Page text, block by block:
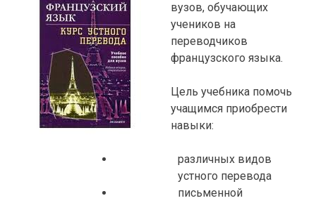
вузов, обучающих
учеников на
переводчиков
французского языка.
Цель учебника помочь
учащимся приобрести
навыки:
различных видов
устного перевода
письменной